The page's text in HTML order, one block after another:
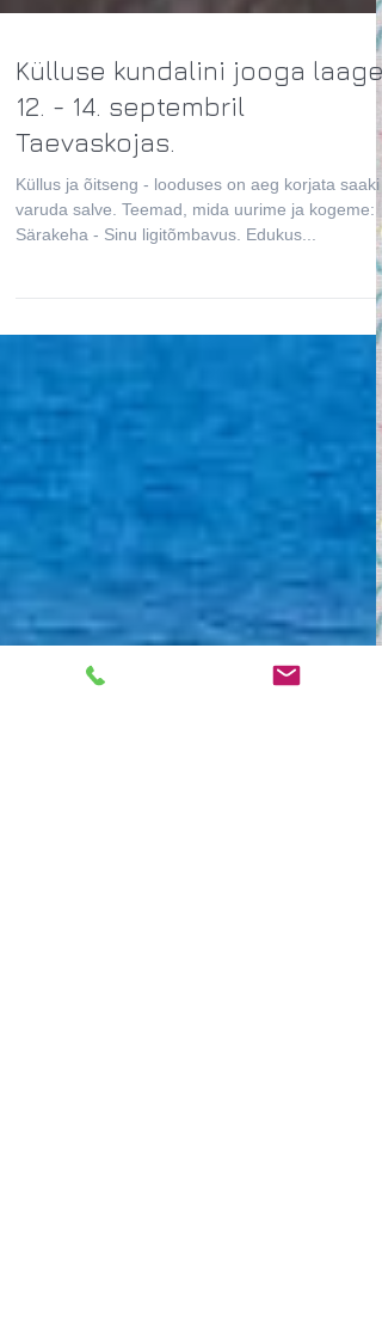
Külluse kundalini jooga laager
12. - 14. septembril
Taevaskojas.
Küllus ja õitseng - looduses on aeg korjata saaki
varuda salve. Teemad, mida uurime ja kogeme: